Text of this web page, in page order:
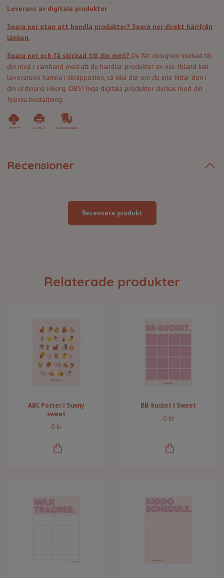
Leverans av digitala produkter
Spara ner utan att handla produkter? Spara ner direkt härifrån
länken.
Spara ner och få skickad till din mejl? Du får designen skickad till
din mejl i samband med att du handlar produkter av oss. Ibland kan
leveransen hamna i skräpposten, så kika där om du inte hittar den i
din ordinarie inkorg. OBS! Inga digitala produkter skickas med din
fysiska beställning.
Recensioner
Recensera produkt
Relaterade produkter
ABC Poster | Sunny
sweet
0 kr
BB-bucket | Sweet
0 kr